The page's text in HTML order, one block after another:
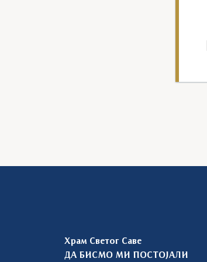
Храм Светог Саве
ДА БИСМО МИ ПОСТОЈАЛИ